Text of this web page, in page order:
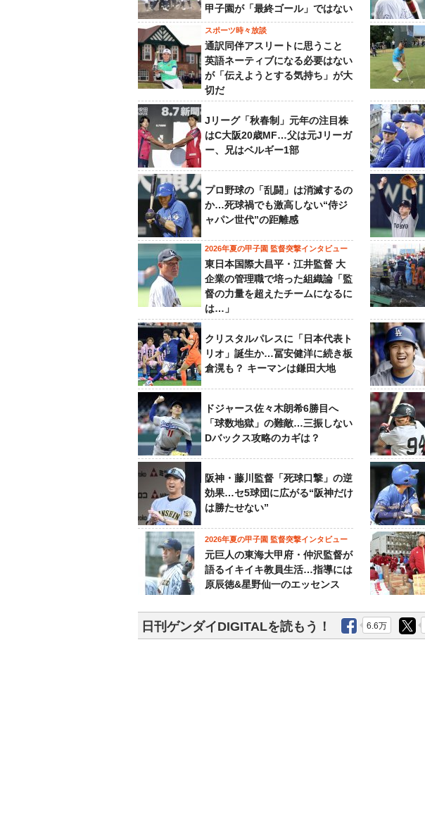
甲子園が「最終ゴール」ではない
スポーツ時々放談
通訳同伴アスリートに思うこと
英語ネーティブになる必要はない
が「伝えようとする気持ち」が大
切だ
Jリーグ「秋春制」元年の注目株
はC大阪20歳MF…父は元Jリーガ
ー、兄はベルギー1部
プロ野球の「乱闘」は消滅するの
か…死球禍でも激高しない“侍ジ
ャパン世代”の距離感
2026年夏の甲子園 監督突撃インタビュー
東日本国際大昌平・江井監督 大
企業の管理職で培った組織論「監
督の力量を超えたチームになるに
は…」
クリスタルパレスに「日本代表ト
リオ」誕生か…冨安健洋に続き板
倉滉も？ キーマンは鎌田大地
ドジャース佐々木朗希6勝目へ
「球数地獄」の難敵…三振しない
Dバックス攻略のカギは？
阪神・藤川監督「死球口撃」の逆
効果…セ5球団に広がる“阪神だけ
は勝たせない”
2026年夏の甲子園 監督突撃インタビュー
元巨人の東海大甲府・仲沢監督が
語るイキイキ教員生活…指導には
原辰徳&星野仙一のエッセンス
日刊ゲンダイDIGITALを読もう！ 6.6万